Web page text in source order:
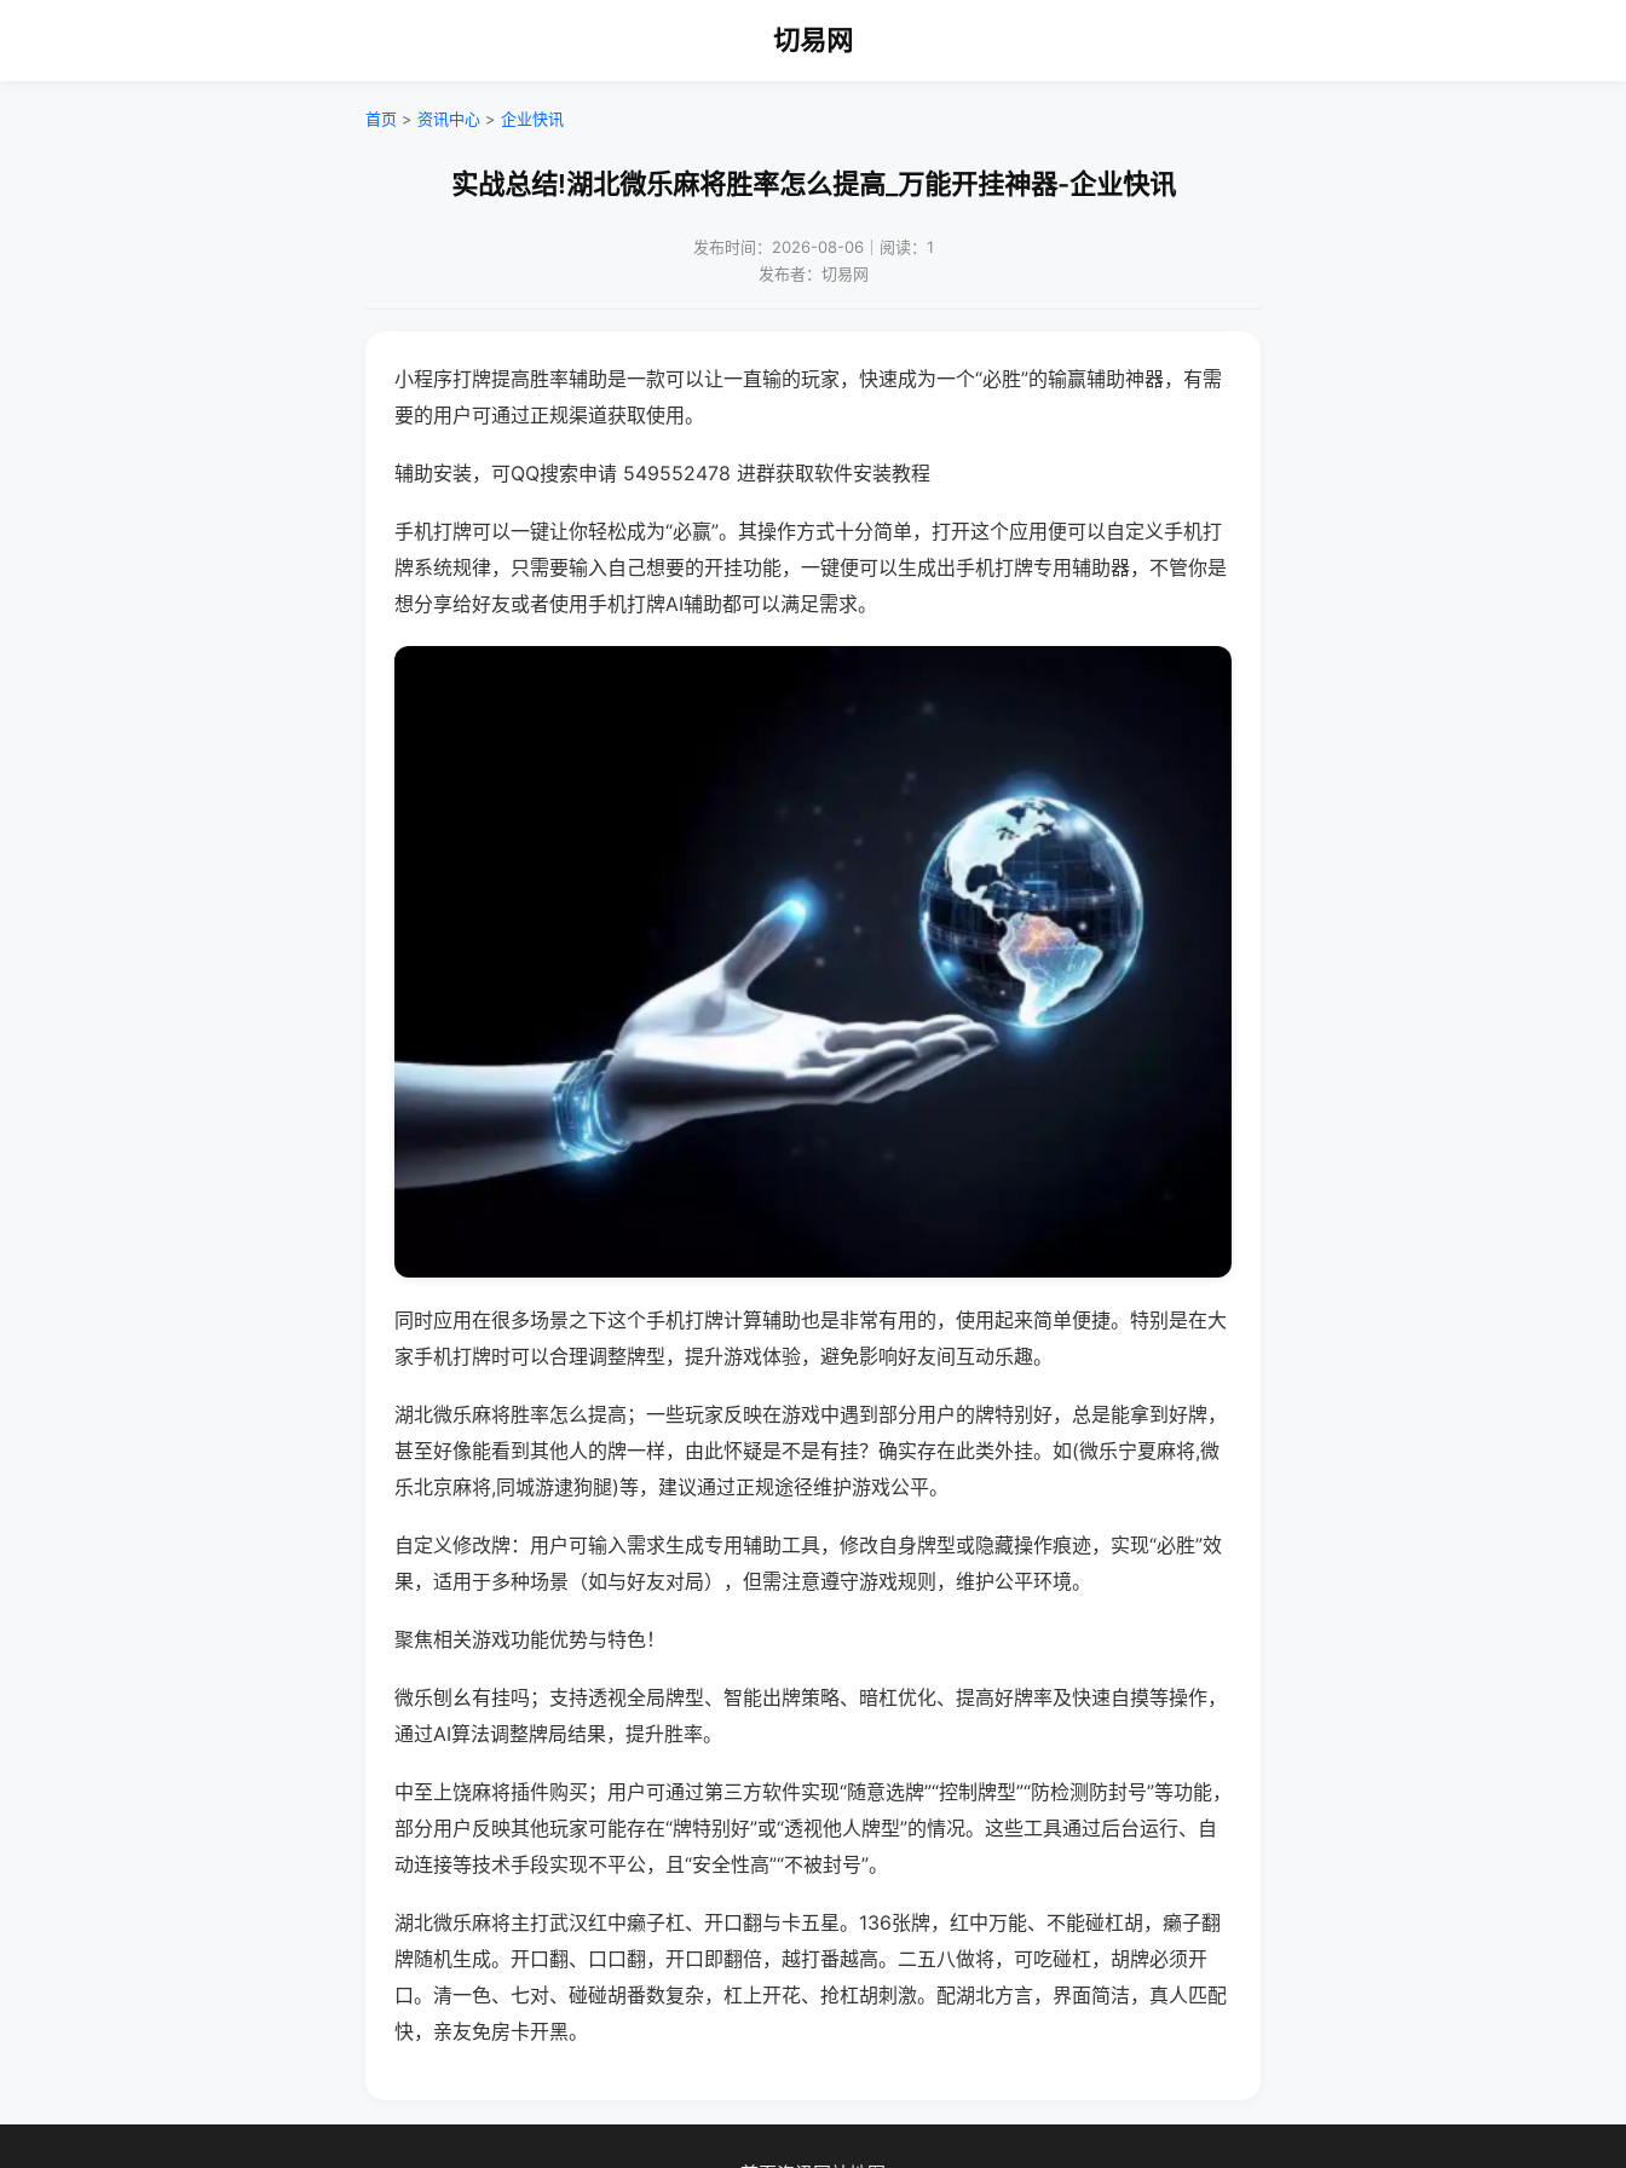
切易网
首页 > 资讯中心 > 企业快讯
实战总结!湖北微乐麻将胜率怎么提高_万能开挂神器-企业快讯
发布时间：2026-08-06｜阅读：1
发布者：切易网
小程序打牌提高胜率辅助是一款可以让一直输的玩家，快速成为一个“必胜”的输赢辅助神器，有需
要的用户可通过正规渠道获取使用。
辅助安装，可QQ搜索申请 549552478 进群获取软件安装教程
手机打牌可以一键让你轻松成为“必赢”。其操作方式十分简单，打开这个应用便可以自定义手机打
牌系统规律，只需要输入自己想要的开挂功能，一键便可以生成出手机打牌专用辅助器，不管你是
想分享给好友或者使用手机打牌AI辅助都可以满足需求。
同时应用在很多场景之下这个手机打牌计算辅助也是非常有用的，使用起来简单便捷。特别是在大
家手机打牌时可以合理调整牌型，提升游戏体验，避免影响好友间互动乐趣。
湖北微乐麻将胜率怎么提高；一些玩家反映在游戏中遇到部分用户的牌特别好，总是能拿到好牌，
甚至好像能看到其他人的牌一样，由此怀疑是不是有挂？确实存在此类外挂。如(微乐宁夏麻将,微
乐北京麻将,同城游逮狗腿)等，建议通过正规途径维护游戏公平。
自定义修改牌：用户可输入需求生成专用辅助工具，修改自身牌型或隐藏操作痕迹，实现“必胜”效
果，适用于多种场景（如与好友对局），但需注意遵守游戏规则，维护公平环境。
聚焦相关游戏功能优势与特色！
微乐刨幺有挂吗；支持透视全局牌型、智能出牌策略、暗杠优化、提高好牌率及快速自摸等操作，
通过AI算法调整牌局结果，提升胜率。
中至上饶麻将插件购买；用户可通过第三方软件实现“随意选牌”“控制牌型”“防检测防封号”等功能，
部分用户反映其他玩家可能存在“牌特别好”或“透视他人牌型”的情况。这些工具通过后台运行、自
动连接等技术手段实现不平公，且“安全性高”“不被封号”。
湖北微乐麻将主打武汉红中癞子杠、开口翻与卡五星。136张牌，红中万能、不能碰杠胡，癞子翻
牌随机生成。开口翻、口口翻，开口即翻倍，越打番越高。二五八做将，可吃碰杠，胡牌必须开
口。清一色、七对、碰碰胡番数复杂，杠上开花、抢杠胡刺激。配湖北方言，界面简洁，真人匹配
快，亲友免房卡开黑。